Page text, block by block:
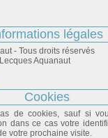
légales
- Tous droits réservés
Aquanaut
Cookies
de cookies, sauf si
dans ce cas votre
votre prochaine visite.